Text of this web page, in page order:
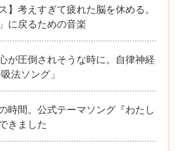
】考えすぎて疲れた脳を休める。
に戻るための音楽
が圧倒されそうな時に。自律神経
法ソング」
時間。公式テーマソング『わたし
きました